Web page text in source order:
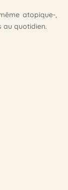
atopique-,
au quotidien.